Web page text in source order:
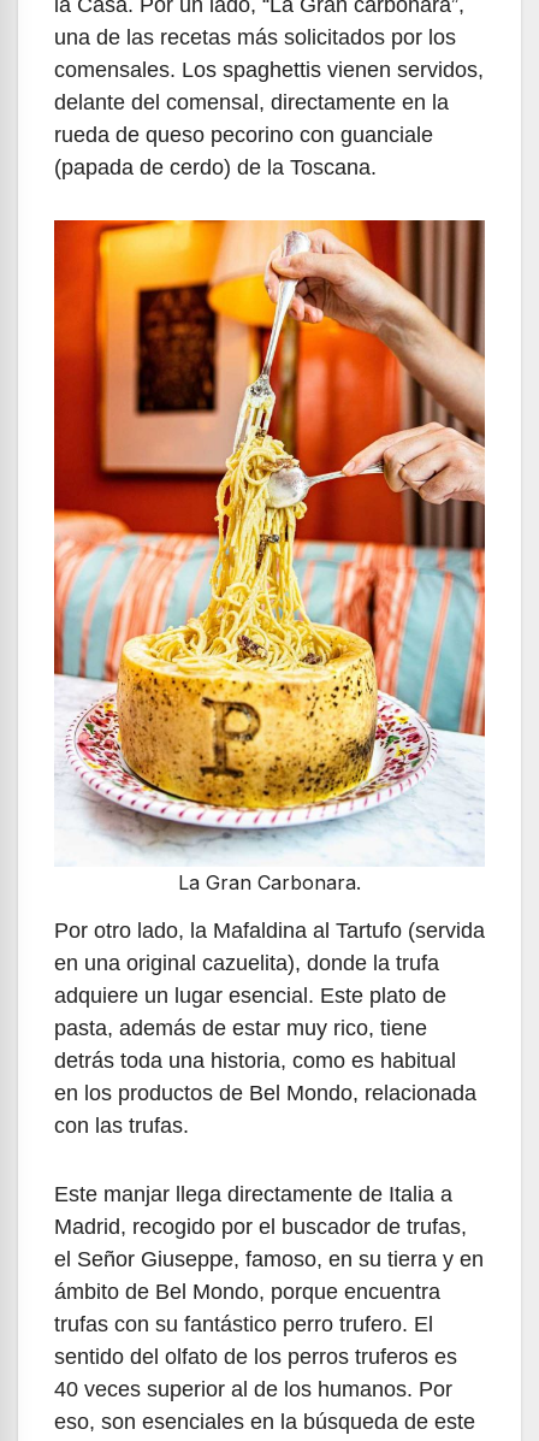
la Casa. Por un lado, “La Gran carbonara”,
una de las recetas más solicitados por los
comensales. Los spaghettis vienen servidos,
delante del comensal, directamente en la
rueda de queso pecorino con guanciale
(papada de cerdo) de la Toscana.
La Gran Carbonara.
Por otro lado, la Mafaldina al Tartufo (servida
en una original cazuelita), donde la trufa
adquiere un lugar esencial. Este plato de
pasta, además de estar muy rico, tiene
detrás toda una historia, como es habitual
en los productos de Bel Mondo, relacionada
con las trufas.
Este manjar llega directamente de Italia a
Madrid, recogido por el buscador de trufas,
el Señor Giuseppe, famoso, en su tierra y en
ámbito de Bel Mondo, porque encuentra
trufas con su fantástico perro trufero. El
sentido del olfato de los perros truferos es
40 veces superior al de los humanos. Por
eso, son esenciales en la búsqueda de este